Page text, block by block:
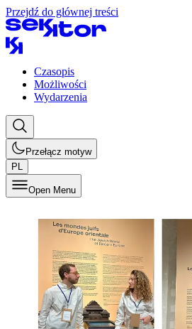
Przejdź do głównej treści
Czasopis
Możliwości
Wydarzenia
Przełącz motyw
PL
Open Menu